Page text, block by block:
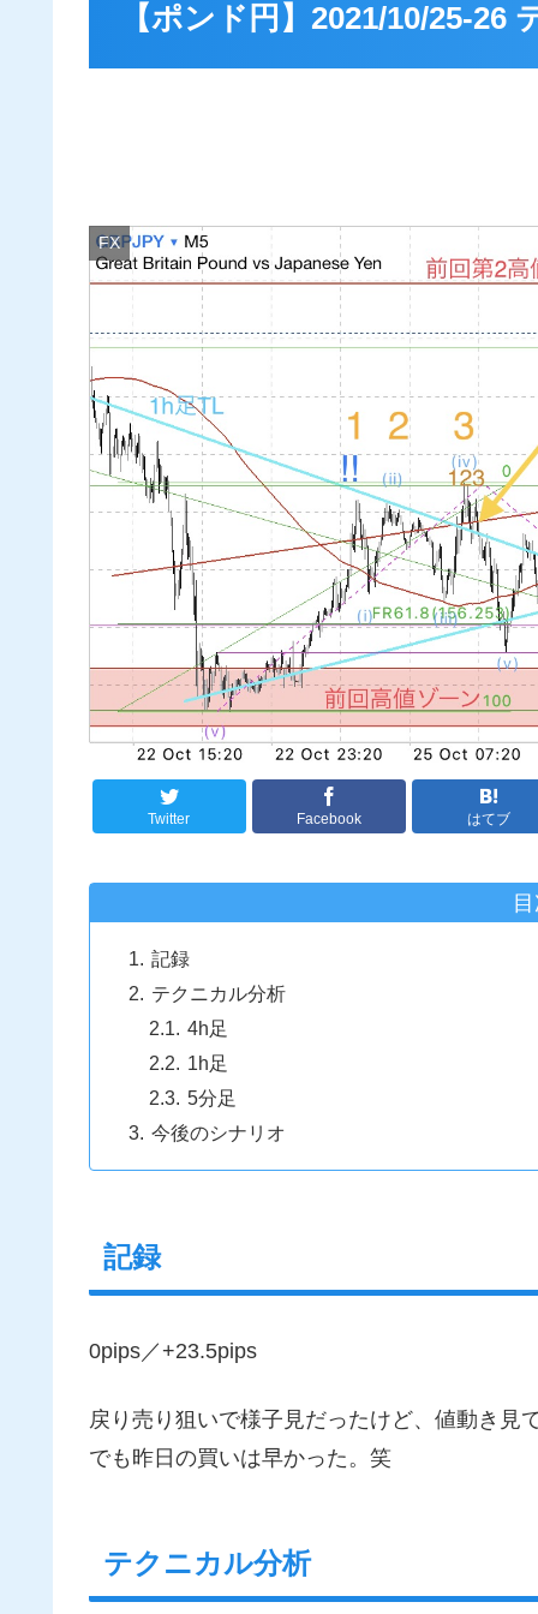
【ポンド円】2021/10/25-26
FX
Twitter Facebook はてブ
記録
テクニカル分析
4h足
1h足
5分足
今後のシナリオ
記録
0pips／+23.5pips
戻り売り狙いで様子見だったけど、値動き見
でも昨日の買いは早かった。笑
テクニカル分析